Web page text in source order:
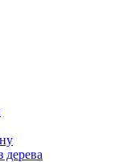
дерева